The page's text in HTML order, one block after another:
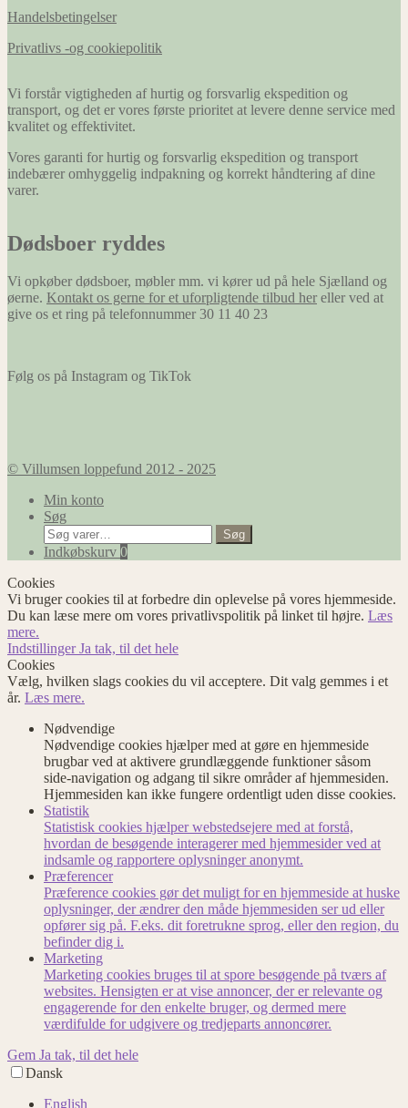
Handelsbetingelser
Privatlivs -og cookiepolitik
Vi forstår vigtigheden af hurtig og forsvarlig ekspedition og
transport, og det er vores første prioritet at levere denne service med
kvalitet og effektivitet.
Vores garanti for hurtig og forsvarlig ekspedition og transport
indebærer omhyggelig indpakning og korrekt håndtering af dine
varer.
Dødsboer ryddes
Vi opkøber dødsboer, møbler mm. vi kører ud på hele Sjælland og
øerne. Kontakt os gerne for et uforpligtende tilbud her eller ved at
give os et ring på telefonnummer 30 11 40 23
Følg os på Instagram og TikTok
© Villumsen loppefund 2012 - 2025
Min konto
Søg
Søg
efter:
Søg
Indkøbskurv 0
Cookies
Vi bruger cookies til at forbedre din oplevelse på vores hjemmeside.
Du kan læse mere om vores privatlivspolitik på linket til højre. Læs
mere.
IndstillingerJa tak, til det hele
Cookies
Vælg, hvilken slags cookies du vil acceptere. Dit valg gemmes i et
år. Læs mere.
Nødvendige
Nødvendige cookies hjælper med at gøre en hjemmeside
brugbar ved at aktivere grundlæggende funktioner såsom
side-navigation og adgang til sikre områder af hjemmesiden.
Hjemmesiden kan ikke fungere ordentligt uden disse cookies.
Statistik
Statistisk cookies hjælper webstedsejere med at forstå,
hvordan de besøgende interagerer med hjemmesider ved at
indsamle og rapportere oplysninger anonymt.
Præferencer
Præference cookies gør det muligt for en hjemmeside at huske
oplysninger, der ændrer den måde hjemmesiden ser ud eller
opfører sig på. F.eks. dit foretrukne sprog, eller den region, du
befinder dig i.
Marketing
Marketing cookies bruges til at spore besøgende på tværs af
websites. Hensigten er at vise annoncer, der er relevante og
engagerende for den enkelte bruger, og dermed mere
værdifulde for udgivere og tredjeparts annoncører.
Gem Ja tak, til det hele
Dansk
English